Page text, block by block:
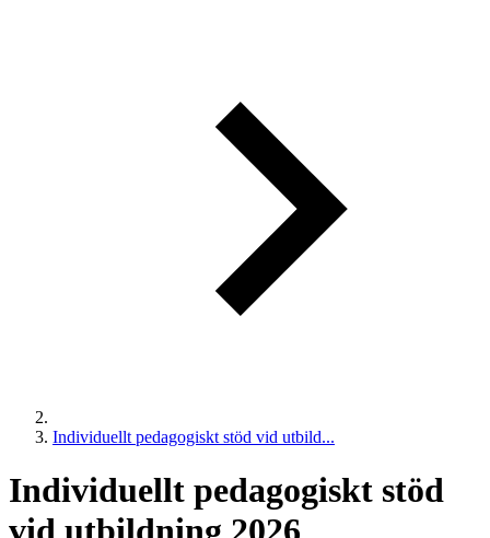
Individuellt pedagogiskt stöd vid utbild...
Individuellt pedagogiskt stöd